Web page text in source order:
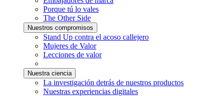
Porque tú lo vales
The Other Side
Nuestros compromisos
Stand Up contra el acoso callejero
Mujeres de Valor
Lecciones de valor
Nuestra ciencia
La investigación detrás de nuestros productos
Nuestras experiencias digitales